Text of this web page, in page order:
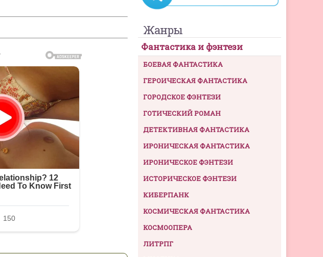
Жанры
Фантастика и фэнтези
БОЕВАЯ ФАНТАСТИКА
ГЕРОИЧЕСКАЯ ФАНТАСТИКА
ГОРОДСКОЕ ФЭНТЕЗИ
ГОТИЧЕСКИЙ РОМАН
ДЕТЕКТИВНАЯ ФАНТАСТИКА
ИРОНИЧЕСКАЯ ФАНТАСТИКА
ИРОНИЧЕСКОЕ ФЭНТЕЗИ
ИСТОРИЧЕСКОЕ ФЭНТЕЗИ
КИБЕРПАНК
КОСМИЧЕСКАЯ ФАНТАСТИКА
КОСМООПЕРА
ЛИТРПГ